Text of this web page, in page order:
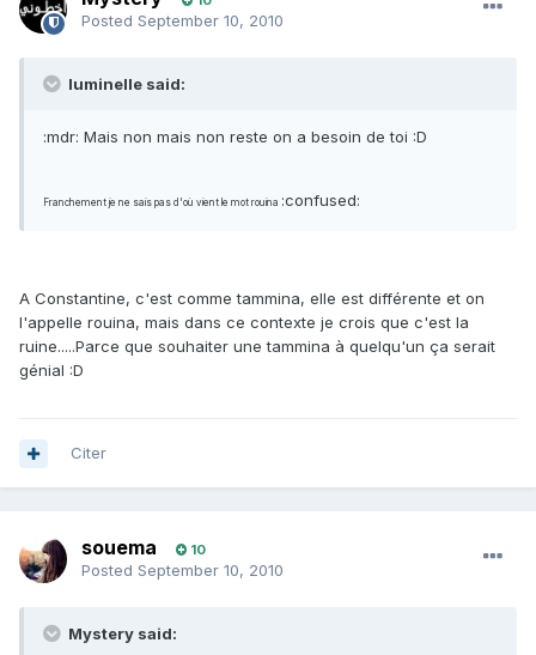
Posted September 10, 2010
luminelle said:
:mdr: Mais non mais non reste on a besoin de toi :D
Franchement je ne sais pas d'où vient le mot rouina :confused:
A Constantine, c'est comme tammina, elle est différente et on
l'appelle rouina, mais dans ce contexte je crois que c'est la
ruine.....Parce que souhaiter une tammina à quelqu'un ça serait
génial :D
Citer
souema 10
Posted September 10, 2010
Mystery said: